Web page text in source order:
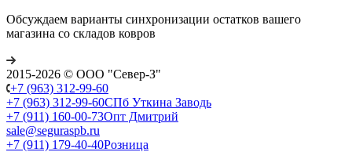
Обсуждаем варианты синхронизации остатков вашего
магазина со складов ковров
2015-2026 © ООО "Север-З"
+7 (963) 312-99-60
+7 (963) 312-99-60СПб Уткина Заводь
+7 (911) 160-00-73Опт Дмитрий
sale@seguraspb.ru
+7 (911) 179-40-40Розница